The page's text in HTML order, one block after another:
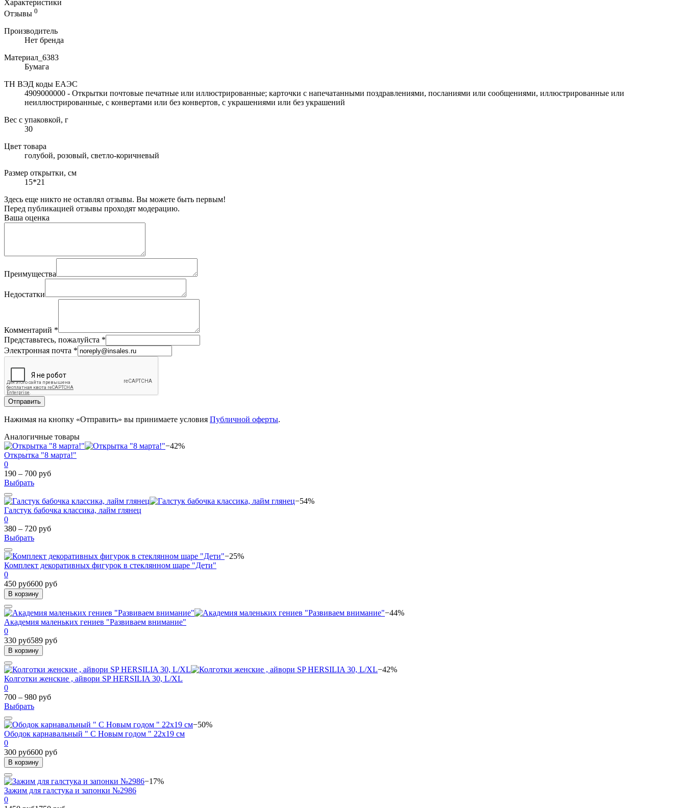
Характеристики
Отзывы 0
Производитель
Нет бренда
Материал_6383
Бумага
ТН ВЭД коды ЕАЭС
4909000000 - Открытки почтовые печатные или иллюстрированные; карточки с напечатанными поздравлениями, посланиями или сообщениями, иллюстрированные или
неиллюстрированные, с конвертами или без конвертов, с украшениями или без украшений
Вес с упаковкой, г
30
Цвет товара
голубой, розовый, светло-коричневый
Размер открытки, см
15*21
Здесь еще никто не оставлял отзывы. Вы можете быть первым!
Перед публикацией отзывы проходят модерацию.
Ваша оценка
Преимущества
Недостатки
Комментарий *
Представьтесь, пожалуйста *
Электронная почта *
Отправить
Нажимая на кнопку «Отправить» вы принимаете условия Публичной оферты.
Аналогичные товары
−42%
Открытка "8 марта!"
0
190 – 700 руб
Выбрать
−54%
Галстук бабочка классика, лайм глянец
0
380 – 720 руб
Выбрать
−25%
Комплект декоративных фигурок в стеклянном шаре "Дети"
0
450 руб600 руб
В корзину
−44%
Академия маленьких гениев "Развиваем внимание"
0
330 руб589 руб
В корзину
−42%
Колготки женские , айвори SP HERSILIA 30, L/XL
0
700 – 980 руб
Выбрать
−50%
Ободок карнавальный " С Новым годом " 22х19 см
0
300 руб600 руб
В корзину
−17%
Зажим для галстука и запонки №2986
0